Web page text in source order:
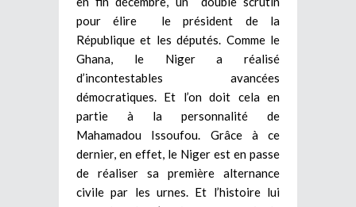
pour élire le président de la
République et les députés. Comme le
Ghana, le Niger a réalisé
d’incontestables avancées
démocratiques. Et l’on doit cela en
partie à la personnalité de
Mahamadou Issoufou. Grâce à ce
dernier, en effet, le Niger est en passe
de réaliser sa première alternance
civile par les urnes. Et l’histoire lui